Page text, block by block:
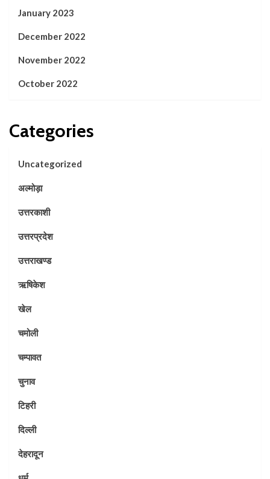
January 2023
December 2022
November 2022
October 2022
Categories
Uncategorized
अल्मोड़ा
उत्तरकाशी
उत्तरप्रदेश
उत्तराखण्ड
ऋषिकेश
खेल
चमोली
चम्पावत
चुनाव
टिहरी
दिल्ली
देहरादून